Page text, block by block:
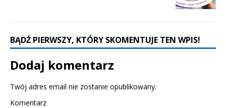
BĄDŹ PIERWSZY, KTÓRY SKOMENTUJE TEN WPIS!
Dodaj komentarz
Twój adres email nie zostanie opublikowany.
Komentarz